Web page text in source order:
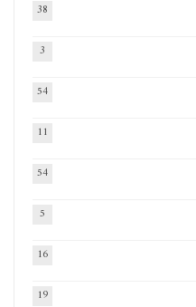
38
3
54
11
54
5
16
19